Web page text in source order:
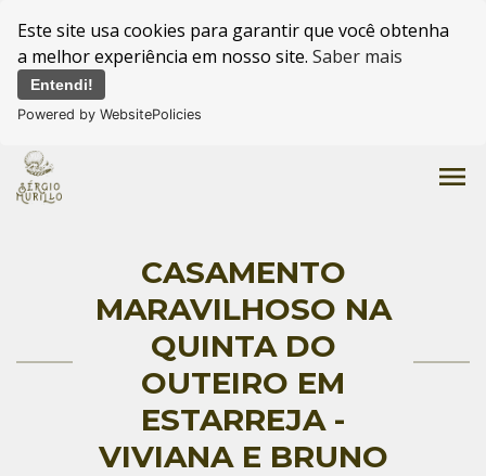
Este site usa cookies para garantir que você obtenha
a melhor experiência em nosso site. Saber mais
Entendi!
Powered by WebsitePolicies
menu
CASAMENTO
MARAVILHOSO NA
QUINTA DO
OUTEIRO EM
ESTARREJA -
VIVIANA E BRUNO